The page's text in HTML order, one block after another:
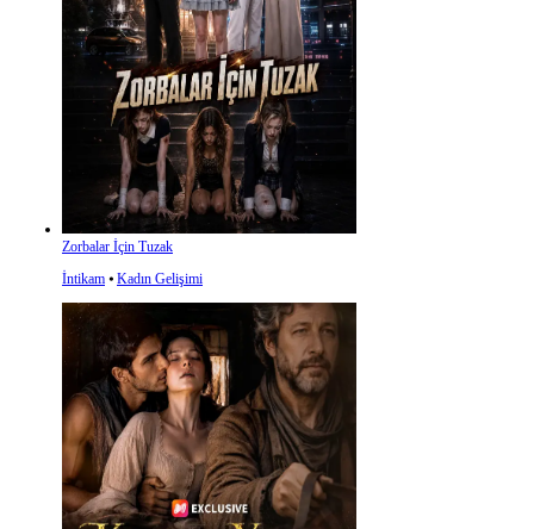
Zorbalar İçin Tuzak
İntikam ⦁ Kadın Gelişimi